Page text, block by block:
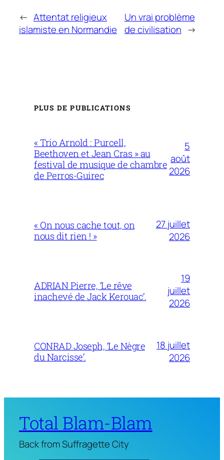
← Attentat religieux
islamiste en Normandie
Un vrai problème
de civilisation →
PLUS DE PUBLICATIONS
« Trio Arnold : Purcell,
Beethoven et Jean Cras » au
festival de musique de chambre
de Perros-Guirec
5
août
2026
« On nous cache tout, on
nous dit rien ! »
27 juillet
2026
ADRIAN Pierre, ‘Le rêve
inachevé de Jack Kerouac’.
19
juillet
2026
CONRAD Joseph, ‘Le Nègre
du Narcisse’.
18 juillet
2026
Total Blam-Blam
Back from Suffragette City